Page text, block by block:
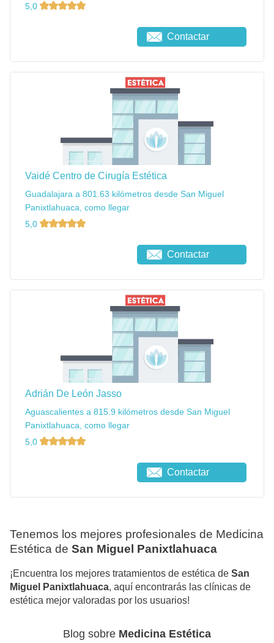
5,0
Contactar
Vaidé Centro de Cirugía Estética
Guadalajara a 801.63 kilómetros desde San Miguel
Panixtlahuaca, como llegar
5,0
Contactar
Adrián De León Jasso
Aguascalientes a 815.9 kilómetros desde San Miguel
Panixtlahuaca, como llegar
5,0
Contactar
Tenemos los mejores profesionales de Medicina
Estética de San Miguel Panixtlahuaca
¡Encuentra los mejores tratamientos de estética de San
Miguel Panixtlahuaca, aquí encontrarás las clínicas de
estética mejor valoradas por los usuarios!
Blog sobre Medicina Estética